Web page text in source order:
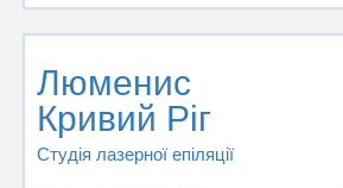
Люменис
Кривий Ріг
Студія лазерної епіляції